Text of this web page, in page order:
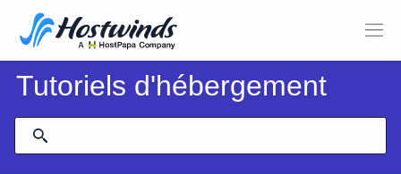
Tutoriels d'hébergement